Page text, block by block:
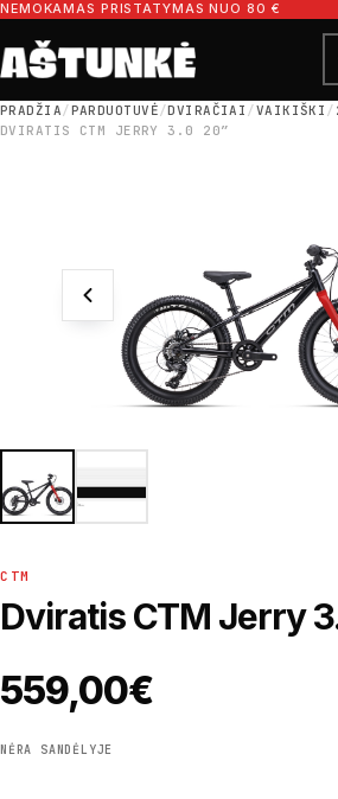
Pereiti prie turinio
NEMOKAMAS PRISTATYMAS NUO 80 €
Ieškoti dalių
Ieškoti
PRADŽIA/PARDUOTUVĖ/DVIRAČIAI /VAIKIŠKI /
DVIRATIS CTM JERRY 3.0 20″
CTM
Dviratis CTM Jerry
559,00€
NĖRA SANDĖLYJE